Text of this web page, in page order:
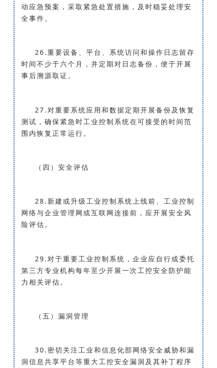
动应急预案，采取紧急处置措施，及时稳妥处理安
全事件。
26.重要设备、平台、系统访问和操作日志留存
时间不少于六个月，并定期对日志备份，便于开展
事后溯源取证。
27.对重要系统应用和数据定期开展备份及恢复
测试，确保紧急时工业控制系统在可接受的时间范
围内恢复正常运行。
（四）安全评估
28.新建或升级工业控制系统上线前、工业控制
网络与企业管理网或互联网连接前，应开展安全风
险评估。
29.对于重要工业控制系统，企业应自行或委托
第三方专业机构每年至少开展一次工控安全防护能
力相关评估。
（五）漏洞管理
30.密切关注工业和信息化部网络安全威胁和漏
洞信息共享平台等重大工控安全漏洞及其补丁程序